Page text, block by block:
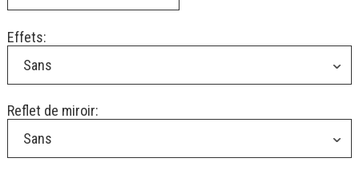
Effets:
Sans
Reflet de miroir:
Sans